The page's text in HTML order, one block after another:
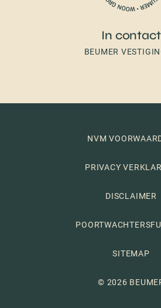
In contact
BEUMER
NVM
PRIVACY
DISCLAIMER
SITEMAP
© 2026